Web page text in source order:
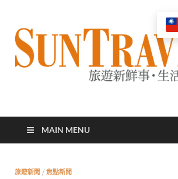
太陽網
MAIN MENU
旅遊新聞 / 焦點新聞